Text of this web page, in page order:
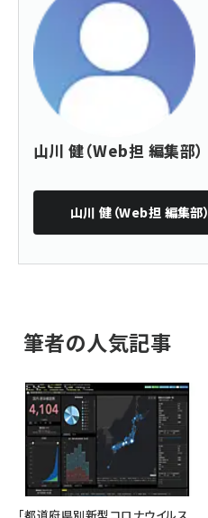
山川 健（Web担 編集部）
山川 健（Web担 編集部）
筆者の人気記事